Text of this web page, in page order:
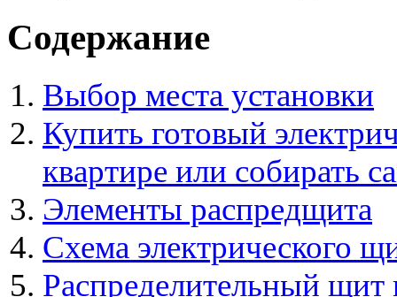
Содержание
Выбор места установки
Купить готовый
квартире или собирать
Элементы распредщита
Схема электрического
Распределительный щит